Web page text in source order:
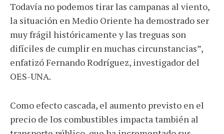
Todavía no podemos tirar las campanas al viento,
la situación en Medio Oriente ha demostrado ser
muy frágil históricamente y las treguas son
difíciles de cumplir en muchas circunstancias”,
enfatizó Fernando Rodríguez, investigador del
OES-UNA.
Como efecto cascada, el aumento previsto en el
precio de los combustibles impacta también al